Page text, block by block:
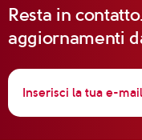
Resta in
aggiornamenti